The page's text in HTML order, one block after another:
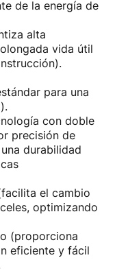
de la energía de
alta
vida útil
para una
con doble
precisión de
durabilidad
el cambio
optimizando
(proporciona
eficiente y fácil